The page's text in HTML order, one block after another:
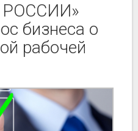
бизнеса о
рабочей